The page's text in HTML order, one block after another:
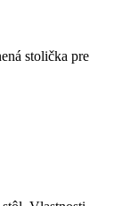
stolička pre